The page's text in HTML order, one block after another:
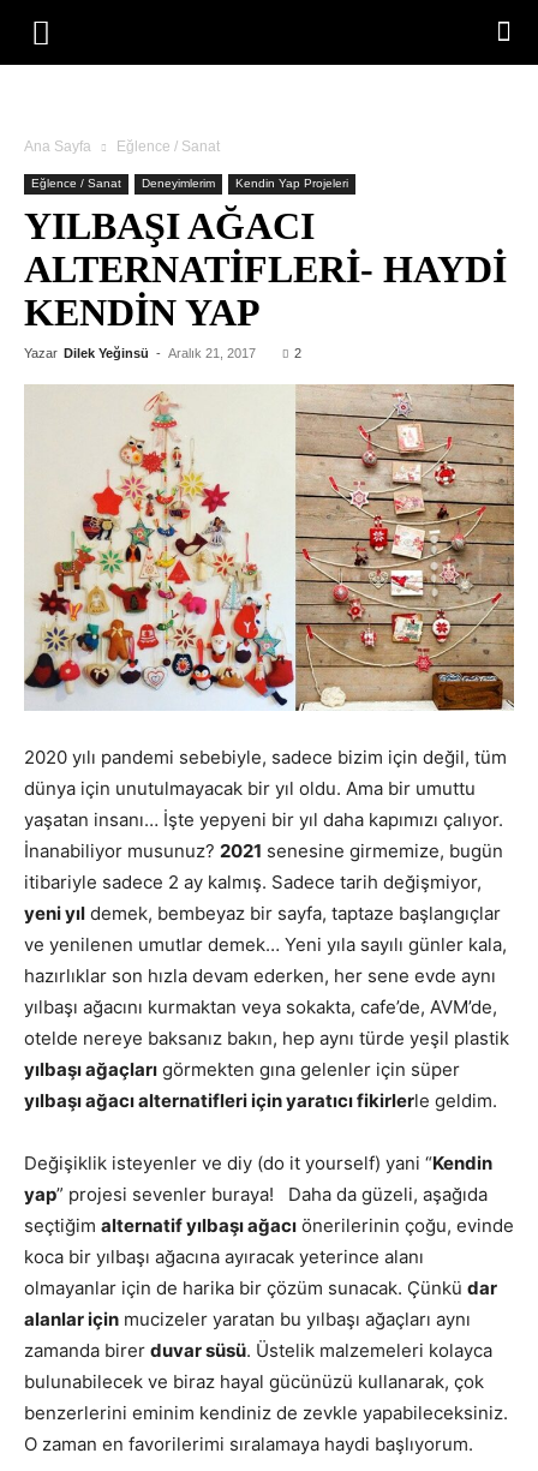
Ana Sayfa Eğlence / Sanat
Eğlence / Sanat Deneyimlerim Kendin Yap Projeleri
YILBAŞI AĞACI
ALTERNATIFLERI- HAYDI
KENDIN YAP
Yazar Dilek Yeğinsü - Aralık 21, 2017 2
2020 yılı pandemi sebebiyle, sadece bizim için değil, tüm
dünya için unutulmayacak bir yıl oldu. Ama bir umuttu
yaşatan insanı… İşte yepyeni bir yıl daha kapımızı çalıyor.
İnanabiliyor musunuz? 2021 senesine girmemize, bugün
itibariyle sadece 2 ay kalmış. Sadece tarih değişmiyor,
yeni yıl demek, bembeyaz bir sayfa, taptaze başlangıçlar
ve yenilenen umutlar demek… Yeni yıla sayılı günler kala,
hazırlıklar son hızla devam ederken, her sene evde aynı
yılbaşı ağacını kurmaktan veya sokakta, cafe’de, AVM’de,
otelde nereye baksanız bakın, hep aynı türde yeşil plastik
yılbaşı ağaçları görmekten gına gelenler için süper
yılbaşı ağacı alternatifleri için yaratıcı fikirlerle geldim.
Değişiklik isteyenler ve diy (do it yourself) yani “Kendin
yap” projesi sevenler buraya! Daha da güzeli, aşağıda
seçtiğim alternatif yılbaşı ağacı önerilerinin çoğu, evinde
koca bir yılbaşı ağacına ayıracak yeterince alanı
olmayanlar için de harika bir çözüm sunacak. Çünkü dar
alanlar için mucizeler yaratan bu yılbaşı ağaçları aynı
zamanda birer duvar süsü. Üstelik malzemeleri kolayca
bulunabilecek ve biraz hayal gücünüzü kullanarak, çok
benzerlerini eminim kendiniz de zevkle yapabileceksiniz.
O zaman en favorilerimi sıralamaya haydi başlıyorum.